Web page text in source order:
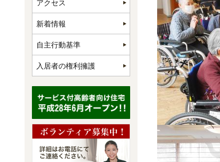
アクセス
新着情報
自主行動基準
入居者の権利擁護